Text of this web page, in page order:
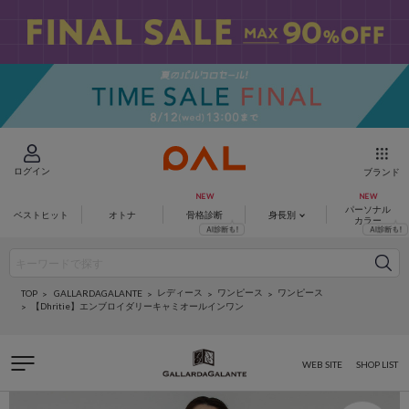
ログイン ブランド
ベストヒット オトナ 骨格診断 身長別
パーソナル
カラー
TOP GALLARDAGALANTE レディース ワンピース
ワンピース
【Dhritie】エンブロイダリーキャミオールインワン
SHOP LIST
WEB SITE